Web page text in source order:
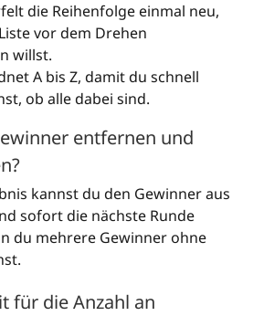
die Reihenfolge einmal neu,
vor dem Drehen
willst.
A bis Z, damit du schnell
ob alle dabei sind.
entfernen und
kannst du den Gewinner aus
sofort die nächste Runde
du mehrere Gewinner ohne
für die Anzahl an